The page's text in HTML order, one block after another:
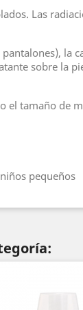
Las
la
sobre la
tamaño de
pequeños